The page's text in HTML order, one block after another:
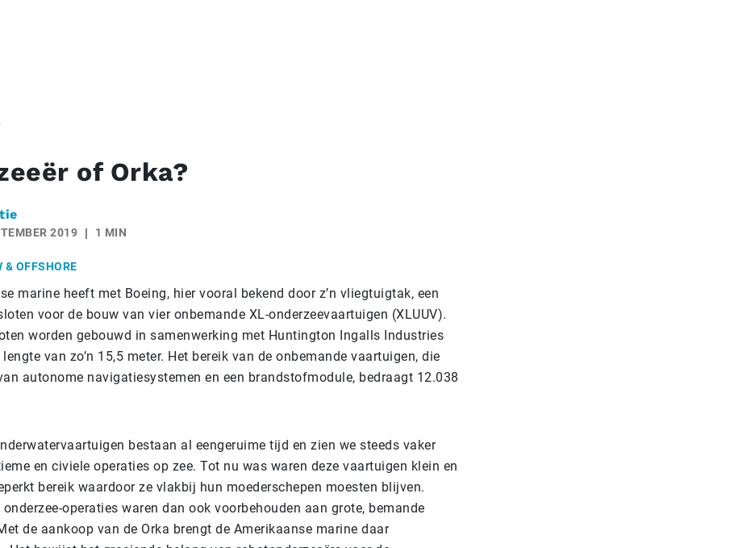
of Orka?
2019 1 MIN
& OFFSHORE
marine heeft met Boeing, hier vooral bekend door z’n vliegtuigtak, een
voor de bouw van vier onbemande XL-onderzeevaartuigen (XLUUV).
worden gebouwd in samenwerking met Huntington Ingalls Industries
van zo’n 15,5 meter. Het bereik van de onbemande vaartuigen, die
autonome navigatiesystemen en een brandstofmodule, bedraagt 12.038
bestaan al eengeruime tijd en zien we steeds vaker
en civiele operaties op zee. Tot nu was waren deze vaartuigen klein en
bereik waardoor ze vlakbij hun moederschepen moesten blijven.
operaties waren dan ook voorbehouden aan grote, bemande
de aankoop van de Orka brengt de Amerikaanse marine daar